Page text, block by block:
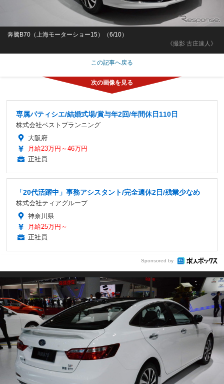
《撮影 古庄速人》
奔騰B70（上海モーターショー15）（6/10）
この記事へ戻る
専属パティシエ/結婚式場/賞与年2回/年間休日110日
株式会社ベストプランニング
大阪府
月給23万円～46万円
正社員
「20代活躍中」事務アシスタント/完全週休2日/残業少なめ
株式会社ティアグループ
神奈川県
月給25万円～
正社員
Sponsored by